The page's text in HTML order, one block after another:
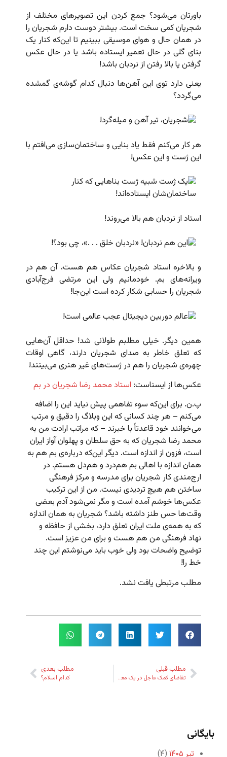
باورتان می‌شود؟ جمع کردن این تصویرهای مختلف از
شجریان کمی سخت است. بیشتر دوست دارم شجریان را
در همان حال و هوای موسیقی ببینیم تا این‌که کنار یک
بنای گلی در حال تعمیر ایستاده باشد یا در حال عکس
گرفتن یا بالا رفتن از نردبان باشد!
یعنی دارد توی این آهن‌ها دنبال کدام گوشه‌ی گمشده
می‌گردد؟
هر کار می‌کنم فقط یاد بنایی و ساختمان‌سازی می‌افتم با
این ژست و این عکس!
استاد از نردبان هم بالا می‌روند!
و بالاخره استاد شجریان عکاس هم هست، آن هم در
ویرانه‌های بم. خودمانیم ولی این مرتضی فرج‌آبادی
شجریان را حسابی شکار کرده است این‌جا!
همین دیگر. خیلی مطلبم طولانی شد! حداقل آن‌هایی
که تعلق خاطر به صدای شجریان دارند، گاهی اوقات
چهره‌ی شجریان را هم در ژست‌های غیر هنری می‌بینند!
عکس‌ها از ایسناست: استاد محمد رضا شجریان در بم
پ.ن. برای این‌که سوء تفاهمی پیش نیاید این را اضافه
می‌کنم – هر چند کسانی که این وبلاگ را دقیق و مرتب
می‌خوانند خود قاعدتاً با خبرند – که مراتب ارادت من به
محمد رضا شجریان که به حق سلطان و پهلوان آواز ایران
است، فزون از اندازه است. دیگر این‌که درباره‌ی بم هم به
همان اندازه با اهالی بم هم‌درد و هم‌دل هستم. در
ارج‌مندی کار شجریان برای مدرسه و مرکز فرهنگی
ساختن هم هیچ تردیدی نیست. من از این ترکیب
عکس‌ها خوشم آمده است و مگر نمی‌شود آدم بعضی
وقت‌ها حس طنز داشته باشد؟ شجریان به همان اندازه
که به همه‌ی ملت ایران تعلق دارد، بخشی از حافظه و
نهاد فرهنگی من هم هست و برای من عزیز است.
توضیح واضحات بود ولی خوب باید می‌نوشتم این چند
خط را!
مطلب مرتبطی یافت نشد.
مطلب قبلی
تقاضای کمک عاجل در یک معضل حقوقی
مطلب بعدی
کدام اسلام؟
بایگانی
تیر ۱۴۰۵ (۴)